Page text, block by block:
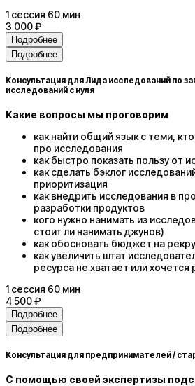
1 сессия 60 мин
3 000 ₽
Подробнее
Подробнее
Консультация для Лида исследований по
исследований с нуля
Какие вопросы мы проговорим
как найти общий язык с теми,
про исследования
как быстро показать пользу от
как сделать бэклог
приоритизация
как внедрить исследования в
разработки продуктов
кого нужно нанимать из
стоит ли нанимать джунов)
как обосновать бюджет на
как увеличить штат
ресурса не хватает или хочется
1 сессия 60 мин
4 500 ₽
Подробнее
Подробнее
Консультация для предпринимателей /
С помощью своей экспертизы